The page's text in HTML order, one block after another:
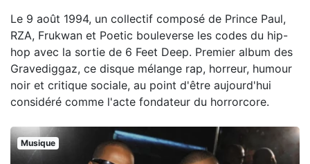
Le 9 août 1994, un collectif composé de Prince Paul,
RZA, Frukwan et Poetic bouleverse les codes du hip-
hop avec la sortie de 6 Feet Deep. Premier album des
Gravediggaz, ce disque mélange rap, horreur, humour
noir et critique sociale, au point d'être aujourd'hui
considéré comme l'acte fondateur du horrorcore.
Musique